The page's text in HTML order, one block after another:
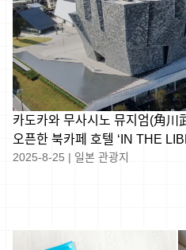
카도카와 무사시노 뮤지엄(角川
오픈한 북카페 호텔 ‘IN THE
TOKOROZAWA’에 묵어보세요
2025-8-25 | 일본 관광지